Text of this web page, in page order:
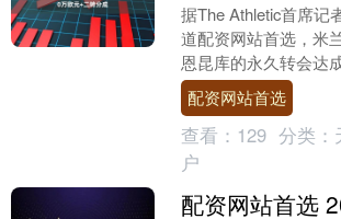
据The Athletic首席记
道配资网站首选，米
恩昆库的永久转会达
奥恩斯坦透露，恩昆
万....
配资网站首选
查看： 129 分类：
户